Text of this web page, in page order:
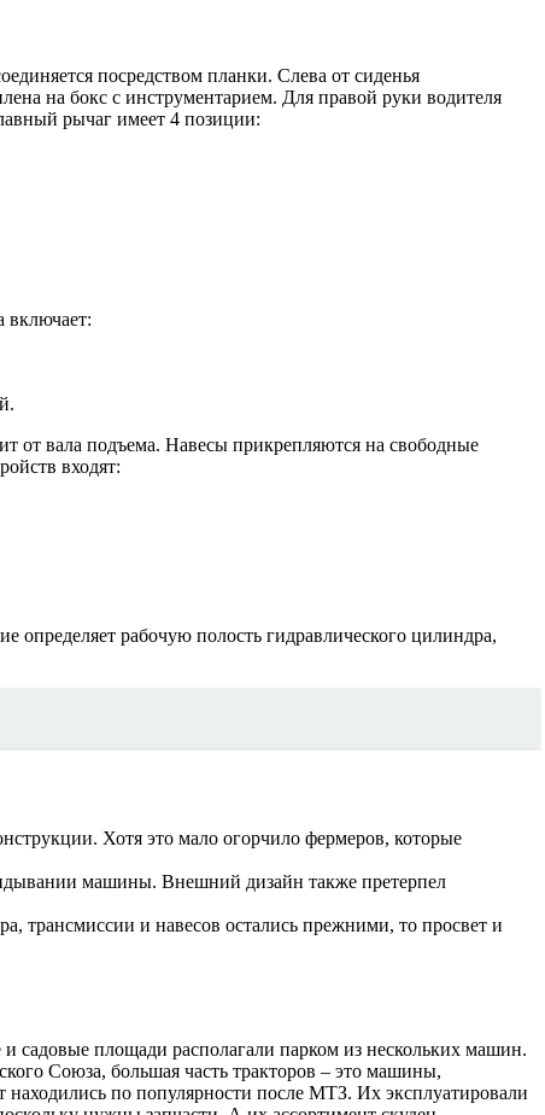
посредством планки. Слева от сиденья
на бокс с инструментарием. Для правой руки водителя
рычаг имеет 4 позиции:
включает:
от вала подъема. Навесы прикрепляются на свободные
входят:
определяет рабочую полость гидравлического цилиндра,
Хотя это мало огорчило фермеров, которые
машины. Внешний дизайн также претерпел
трансмиссии и навесов остались прежними, то просвет и
садовые площади располагали парком из нескольких машин.
Союза, большая часть тракторов – это машины,
по популярности после МТЗ. Их эксплуатировали